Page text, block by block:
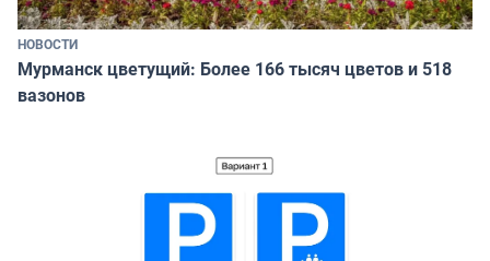
НОВОСТИ
Мурманск цветущий: Более 166 тысяч цветов и 518
вазонов